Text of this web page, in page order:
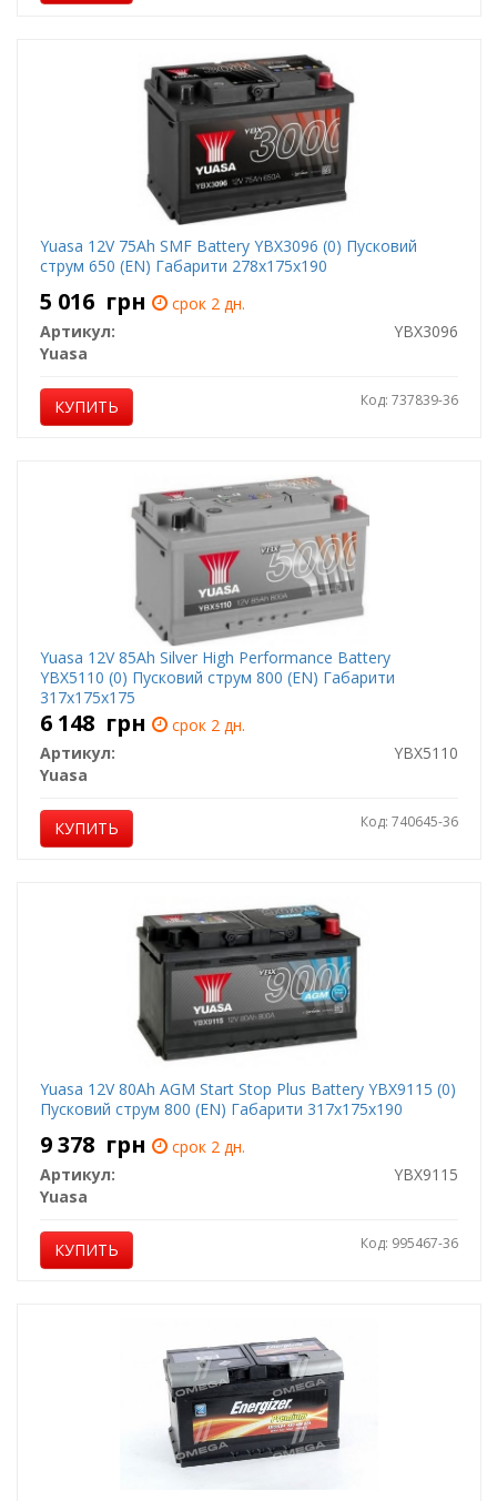
Yuasa 12V 75Ah SMF Battery YBX3096 (0) Пусковий
струм 650 (EN) Габарити 278х175х190
5 016 грн
срок 2 дн.
Артикул:
YBX3096
Yuasa
КУПИТЬ Код: 737839-36
Yuasa 12V 85Ah Silver High Performance Battery
YBX5110 (0) Пусковий струм 800 (EN) Габарити
317х175х175
6 148 грн
срок 2 дн.
Артикул:
YBX5110
Yuasa
КУПИТЬ Код: 740645-36
Yuasa 12V 80Ah AGM Start Stop Plus Battery YBX9115 (0)
Пусковий струм 800 (EN) Габарити 317х175х190
9 378 грн
срок 2 дн.
Артикул:
YBX9115
Yuasa
КУПИТЬ Код: 995467-36